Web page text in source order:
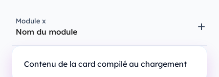
Module x
Nom du module
Contenu de la card compilé au chargement